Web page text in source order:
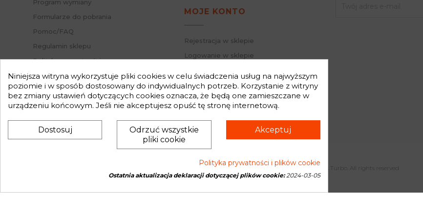
Program wymiany
Formularze do pobrania
Pomoc/FAQ
Regulamin sklepu
Polityka prywatności
Mapa strony
Nasz Blog
Słownik pojęć
Zwroty
MOJE KONTO
Rejestracja w sklepie
Logowanie w sklepie
Status zamówienia
Copyright © 2026 Genesis Turbo. All rights reserved
Niniejsza witryna wykorzystuje pliki cookies w celu świadczenia usług na najwyższym
poziomie i w sposób dostosowany do indywidualnych potrzeb. Korzystanie z witryny
bez zmiany ustawień dotyczących cookies oznacza, że będą one zamieszczane w
urządzeniu końcowym. Jeśli nie akceptujesz opuść tę stronę internetową.
Akceptuj
Odrzuć wszystkie
pliki cookie
Dostosuj
Polityka prywatności i plików cookie
Ostatnia aktualizacja deklaracji dotyczącej plików cookie:2024-03-05